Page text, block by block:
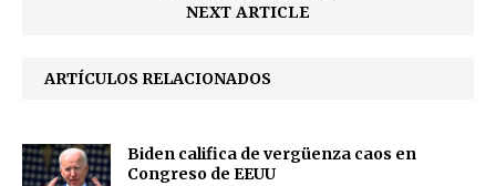
NEXT ARTICLE
ARTÍCULOS RELACIONADOS
Biden califica de vergüenza caos en
Congreso de EEUU